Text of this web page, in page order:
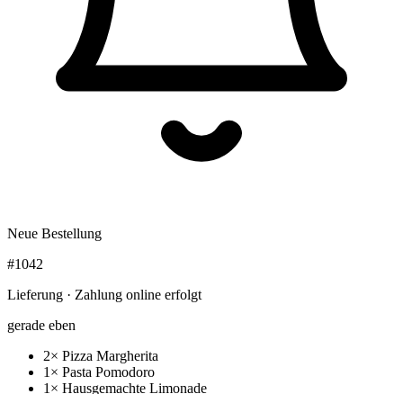
Neue Bestellung
#1042
Lieferung · Zahlung online erfolgt
gerade eben
2× Pizza Margherita
1× Pasta Pomodoro
1× Hausgemachte Limonade